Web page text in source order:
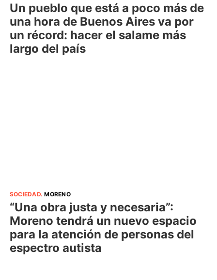
Un pueblo que está a poco más de
una hora de Buenos Aires va por
un récord: hacer el salame más
largo del país
SOCIEDAD.MORENO
“Una obra justa y necesaria”:
Moreno tendrá un nuevo espacio
para la atención de personas del
espectro autista